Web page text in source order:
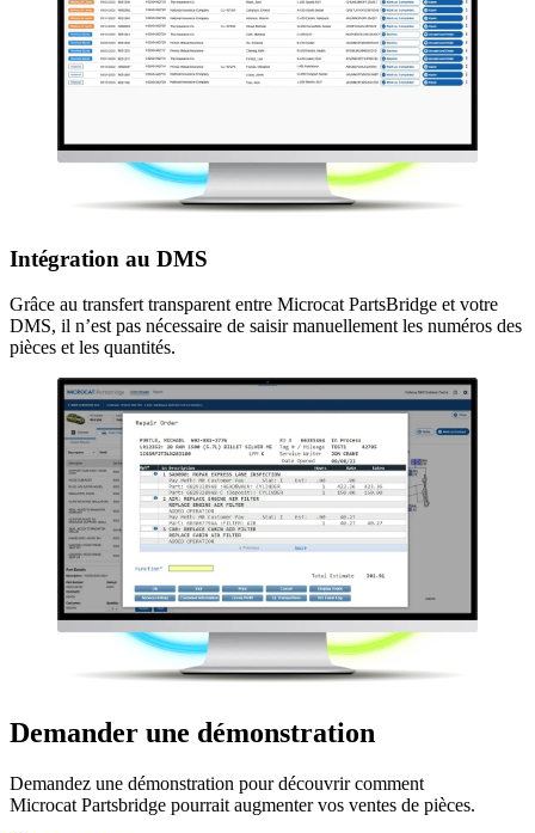
Intégration au DMS
Grâce au transfert transparent entre Microcat PartsBridge et votre
DMS, il n’est pas nécessaire de saisir manuellement les numéros des
pièces et les quantités.
Demander une démonstration
Demandez une démonstration pour découvrir comment
Microcat Partsbridge pourrait augmenter vos ventes de pièces.